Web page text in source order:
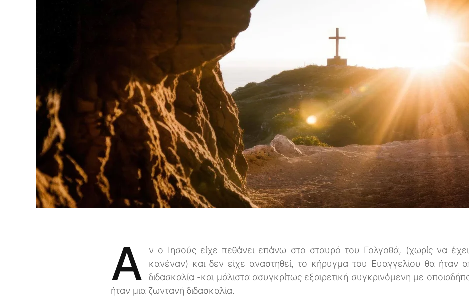
A
ν ο Ιησούς είχε πεθάνει επάνω στο σταυρό του Γολγοθά, (χωρίς να
κανέναν) και δεν είχε αναστηθεί, το κήρυγμα του Ευαγγελίου θα ήταν
διδασκαλία -και μάλιστα ασυγκρίτως εξαιρετική συγκρινόμενη με
ήταν μια ζωντανή διδασκαλία.